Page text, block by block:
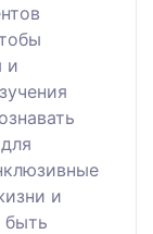
и
и
быть